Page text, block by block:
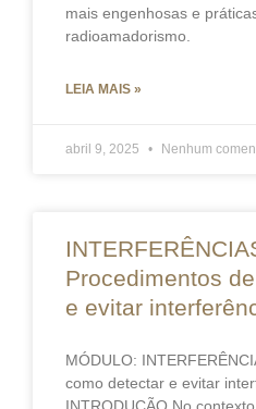
mais engenhosas e
radioamadorismo.
LEIA MAIS »
abril 9, 2025 Nenhum
Procedimentos
e evitar
MÓDULO:
como detectar e evitar
INTRODUÇÃO No